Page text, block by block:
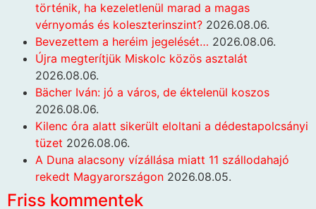
történik, ha kezeletlenül marad a magas
vérnyomás és koleszterinszint? 2026.08.06.
Bevezettem a heréim jegelését… 2026.08.06.
Újra megterítjük Miskolc közös asztalát
2026.08.06.
Bächer Iván: jó a város, de éktelenül koszos
2026.08.06.
Kilenc óra alatt sikerült eloltani a dédestapolcsányi
tüzet 2026.08.06.
A Duna alacsony vízállása miatt 11 szállodahajó
rekedt Magyarországon 2026.08.05.
Friss kommentek